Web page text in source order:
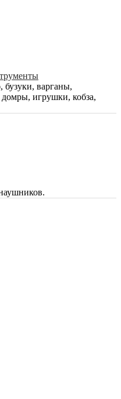
бузуки, варганы,
игрушки, кобза,